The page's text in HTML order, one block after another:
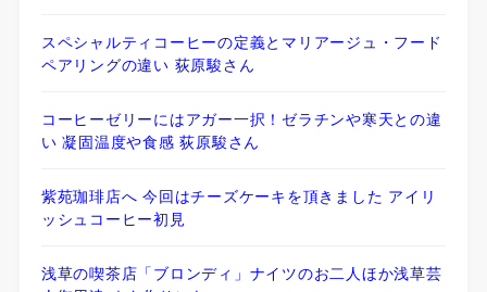
スペシャルティコーヒーの定義とマリアージュ・フード
ペアリングの違い 荻原駿さん
コーヒーゼリーにはアガー一択！ゼラチンや寒天との違
い 凝固温度や食感 荻原駿さん
紫苑珈琲店へ 今回はチーズケーキを頂きました アイリ
ッシュコーヒー初見
浅草の喫茶店「ブロンディ」ナイツのお二人ほか浅草芸